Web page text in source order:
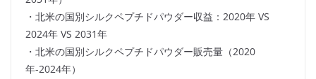
・北米の国別シルクペプチドパウダー収益：2020年 VS
2024年 VS 2031年
・北米の国別シルクペプチドパウダー販売量（2020
年-2024年）